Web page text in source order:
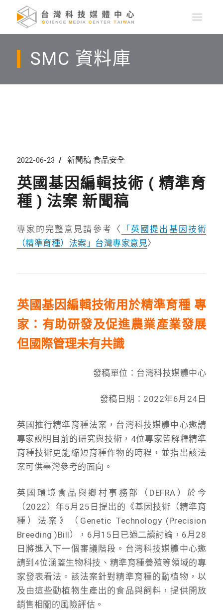
SMC 資料庫
2022-06-23 新聞稿 食品安全
英國基因編輯技術 ( 精準育
種 ) 法案 新聞稿
專家的完整意見請參考〈
「英國提出基因技術
（精準育種）法案」台灣專家意見〉
英國基因編輯技術用於精準育種 專
家：有助研發及促進農業產業發展
但國際管理未有共識
發稿單位：台灣科技媒體中心
發稿日期：2022年6月24日
英國推行精準育種法案，台灣科技媒體中心邀請
專家說明目前的研究與技術，4位專家皆解釋精準
育種技術更能縮短育種作物的時程，並指出該法
案可供臺灣參考的面向。
英國環境食品與鄉村事務部（DEFRA）於今
（2022）年5月25日提出的《基因技術（精準育
種）法案》（Genetic Technology (Precision
Breeding )Bill），6月15日已過二讀討論，6月28
日將進入下一個審議階段。台灣科技媒體中心邀
請到4位涵蓋生物科技、精準育種養殖等領域的專
家發表看法。該法案針對精準育種的動植物，以
及由這些動植物生產出的食品與飼料，提供開放
銷售相關的風險評估。